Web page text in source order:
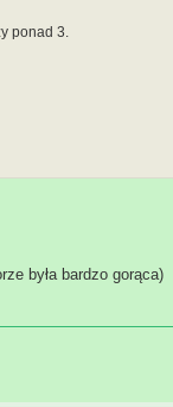
ponad 3.
była bardzo gorąca)